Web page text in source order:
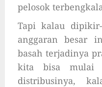
pelosok
Tapi kalau
anggaran besar
basah terjadinya
kita bisa mulai
distribusinya,